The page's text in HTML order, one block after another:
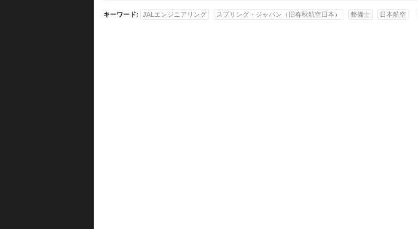
キーワード: JALエンジニアリング スプリング・ジャパン（旧春秋航空日本） 整備士 日本航空